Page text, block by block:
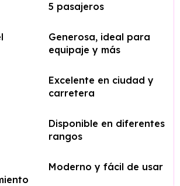
5 pasajeros
Generosa, ideal para
equipaje y más
Excelente en ciudad y
carretera
Disponible en diferentes
rangos
Moderno y fácil de usar